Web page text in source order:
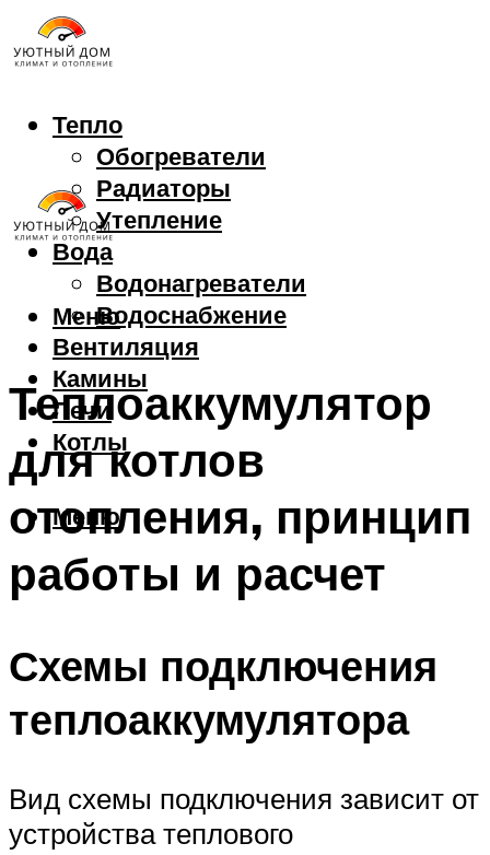
Тепло
Обогреватели
Радиаторы
Утепление
Вода
Водонагреватели
Водоснабжение
Вентиляция
Камины
Печи
Котлы
Меню
Меню
Теплоаккумулятор
для котлов
отопления, принцип
работы и расчет
Схемы подключения
теплоаккумулятора
Вид схемы подключения зависит от
устройства теплового